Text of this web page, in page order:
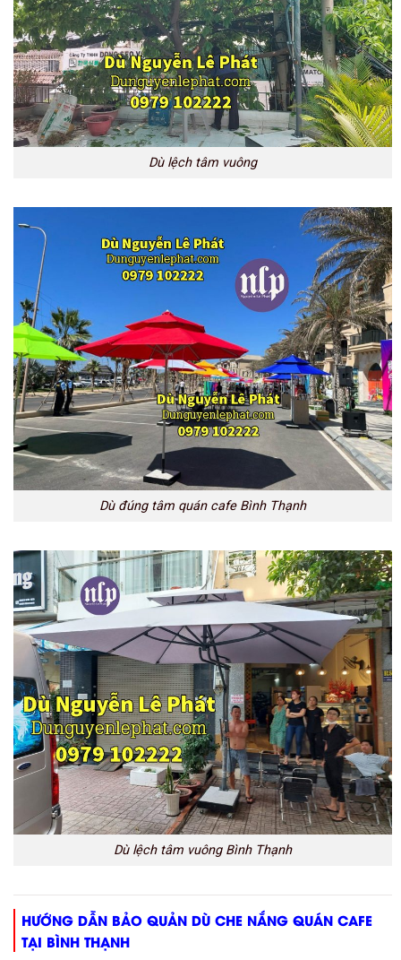
Dù lệch tâm vuông
Dù đúng tâm quán cafe Bình Thạnh
Dù lệch tâm vuông Bình Thạnh
HƯỚNG DẪN BẢO QUẢN DÙ CHE NẮNG QUÁN CAFE
TẠI BÌNH THẠNH